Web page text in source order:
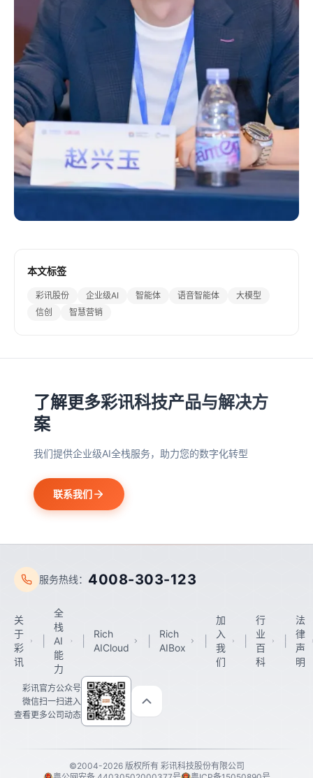
本文标签
彩讯股份 企业级AI 智能体 语音智能体
大模型
信创
智慧营销
了解更多彩讯科技产品与解决方
案
我们提供企业级AI全栈服务，助力您的数字化转型
联系我们
服务热线： 4008-303-123
关
于
彩
讯
全
栈
AI
能
力
Rich
AICloud
Rich
AIBox
加
入
我
们
行
业
百
科
法
律
声
明
彩讯官方公众号
微信扫一扫进入
查看更多公司动态
©2004-2026 版权所有 彩讯科技股份有限公司